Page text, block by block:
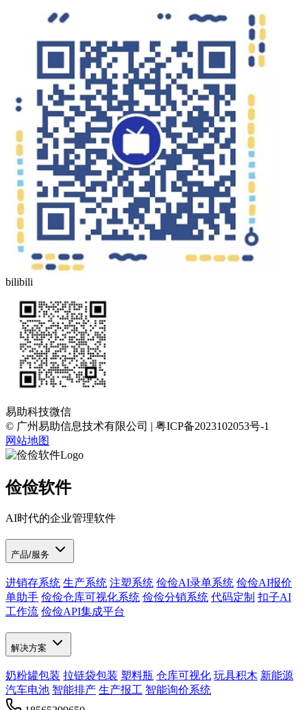
bilibili
易助科技微信
© 广州易助信息技术有限公司 | 粤ICP备2023102053号-1
网站地图
俭俭软件
AI时代的企业管理软件
产品/服务
进销存系统 生产系统 注塑系统 俭俭AI录单系统 俭俭AI报价
单助手 俭俭仓库可视化系统 俭俭分销系统 代码定制 扣子AI
工作流 俭俭API集成平台
解决方案
奶粉罐包装 拉链袋包装 塑料瓶 仓库可视化 玩具积木 新能源
汽车电池 智能排产 生产报工 智能询价系统